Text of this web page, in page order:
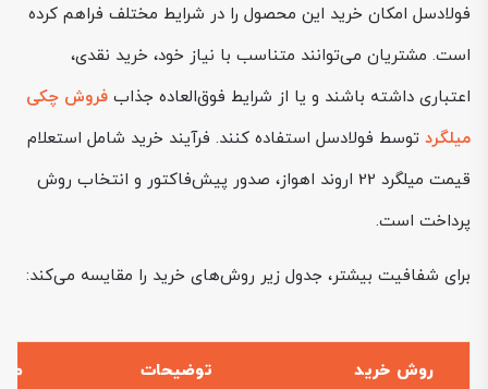
فولادسل امکان خرید این محصول را در شرایط مختلف فراهم کرده
است. مشتریان می‌توانند متناسب با نیاز خود، خرید نقدی،
اعتباری داشته باشند و یا از شرایط فوق‌العاده جذاب فروش چکی
میلگرد توسط فولادسل استفاده کنند. فرآیند خرید شامل استعلام
قیمت میلگرد 22 اروند اهواز، صدور پیش‌فاکتور و انتخاب روش
پرداخت است.
برای شفافیت بیشتر، جدول زیر روش‌های خرید را مقایسه می‌کند:
روش خرید توضیحات